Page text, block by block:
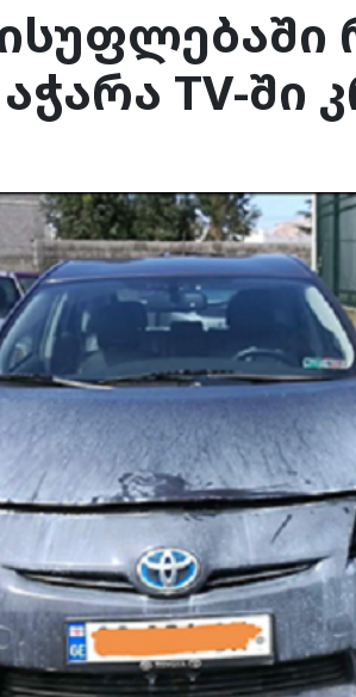
TV-ში